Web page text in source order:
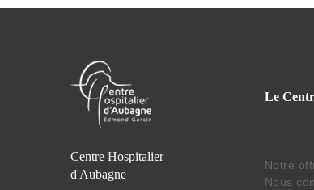
Centre Hospitalier
d'Aubagne
Le
Notre
Nous